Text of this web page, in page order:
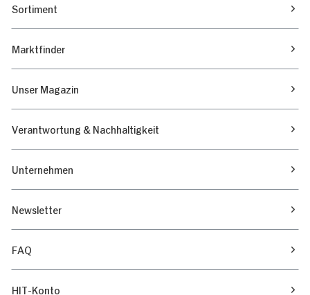
Sortiment
Marktfinder
Unser Magazin
Verantwortung & Nachhaltigkeit
Unternehmen
Newsletter
FAQ
HIT-Konto